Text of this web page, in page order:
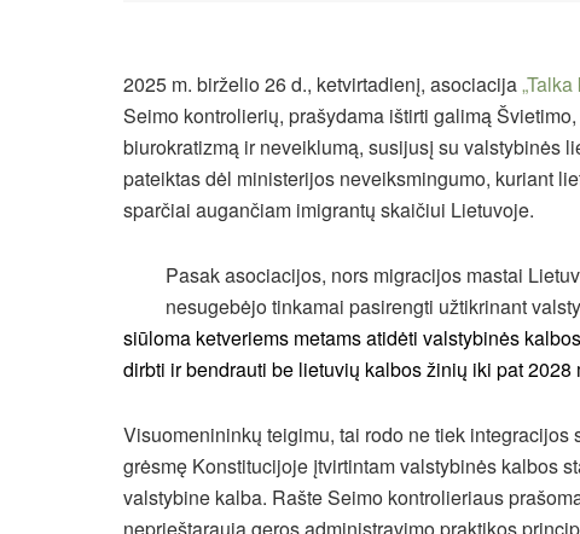
2025 m. birželio 26 d., ketvirtadienį, asociacija
Seimo kontrolierių, prašydama ištirti galimą
biurokratizmą ir neveiklumą, susijusį su valstybinės
pateiktas dėl ministerijos neveiksmingumo, kuriant
sparčiai augančiam imigrantų skaičiui Lietuvoje.
Pasak asociacijos, nors migracijos mastai
nesugebėjo tinkamai pasirengti užtikrinant
siūloma ketveriems metams atidėti valstybinės
dirbti ir bendrauti be lietuvių kalbos žinių iki pat 2028
Visuomenininkų teigimu, tai rodo ne tiek
grėsmę Konstitucijoje įtvirtintam valstybinės kalbos
valstybine kalba. Rašte Seimo kontrolieriaus